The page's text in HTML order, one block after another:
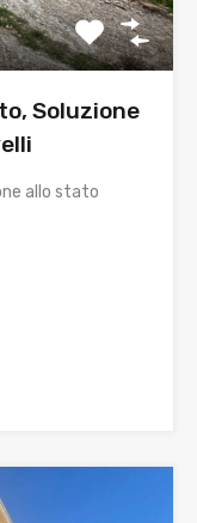
Soluzione
allo stato